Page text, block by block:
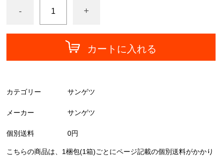
- +
カートに入れる
カテゴリー サンゲツ
メーカー サンゲツ
個別送料 0円
こちらの商品は、1梱包(1箱)ごとにページ記載の個別送料がかかり